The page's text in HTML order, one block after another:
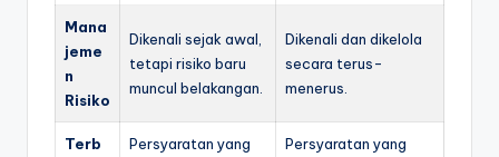
Mana
jeme
n
Risiko
Dikenali sejak awal,
tetapi risiko baru
muncul belakangan.
Dikenali dan dikelola
secara terus-
menerus.
Terb
Persyaratan yang
Persyaratan yang